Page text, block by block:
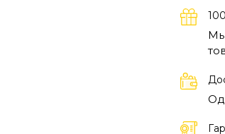
условиях.
работы
для
Мы